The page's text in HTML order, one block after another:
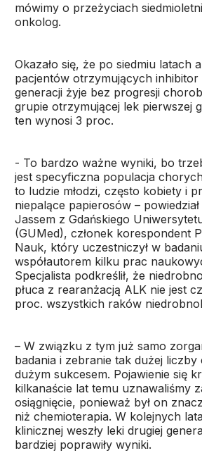
mówimy o przeżyciach
onkolog.
Okazało się, że po siedmiu latach
pacjentów otrzymujących inhibitor
generacji żyje bez progresji
grupie otrzymującej lek pierwszej
ten wynosi 3 proc.
- To bardzo ważne wyniki, bo
jest specyficzna populacja
to ludzie młodzi, często kobiety i
niepalące papierosów –
Jassem z Gdańskiego
(GUMed), członek korespondent
Nauk, który uczestniczył w
współautorem kilku prac
Specjalista podkreślił, że
płuca z rearanżacją ALK nie jest
proc. wszystkich raków
– W związku z tym już samo
badania i zebranie tak dużej liczby
dużym sukcesem. Pojawienie się
kilkanaście lat temu uznawaliśmy
osiągnięcie, ponieważ był on
niż chemioterapia. W kolejnych
klinicznej weszły leki drugiej
bardziej poprawiły wyniki.